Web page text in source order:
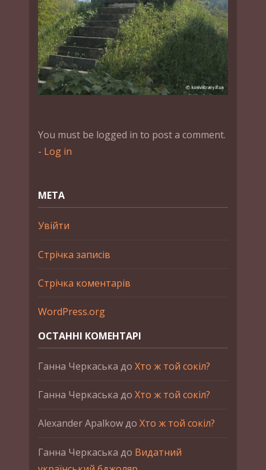
You must be logged in to post a comment.
- Log in
МЕТА
Увійти
Стрічка записів
Стрічка коментарів
WordPress.org
ОСТАННІ КОМЕНТАРІ
Ганна Черкаська до Хто ж той сокіл?
Ганна Черкаська до Хто ж той сокіл?
Alexander Apalkowдо Хто ж той сокіл?
Ганна Черкаська до Видатний